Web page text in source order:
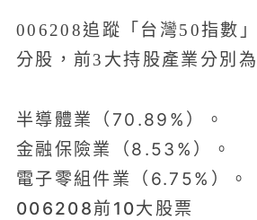
006208追蹤「台灣50指數
分股，前3大持股產業分別為
半導體業（70.89%）。
金融保險業（8.53%）。
電子零組件業（6.75%）。
006208前10大股票